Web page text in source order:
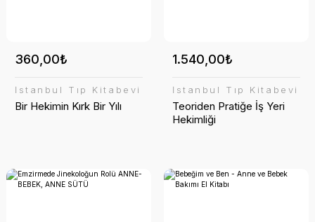
360,00₺
İstanbul Tıp Kitabevi
Bir Hekimin Kırk Bir Yılı
1.540,00₺
İstanbul Tıp Kitabevi
Teoriden Pratiğe İş Yeri
Hekimliği